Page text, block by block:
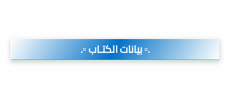
.▫️ بيانات الكتـاب ▫️.